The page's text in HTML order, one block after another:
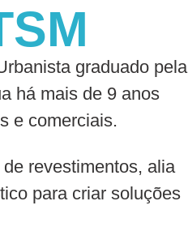
graduado pela
há mais de 9 anos
e comerciais.
revestimentos, alia
para criar soluções